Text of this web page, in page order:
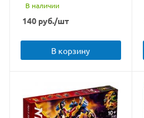
В наличии
140 руб./шт
В корзину